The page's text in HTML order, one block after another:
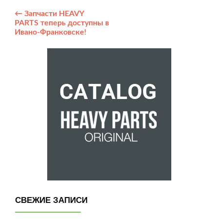
Post
navigation
← Запчасти HEAVY
PARTS теперь доступны в
Ивано-Франковске!
СВЕЖИЕ ЗАПИСИ